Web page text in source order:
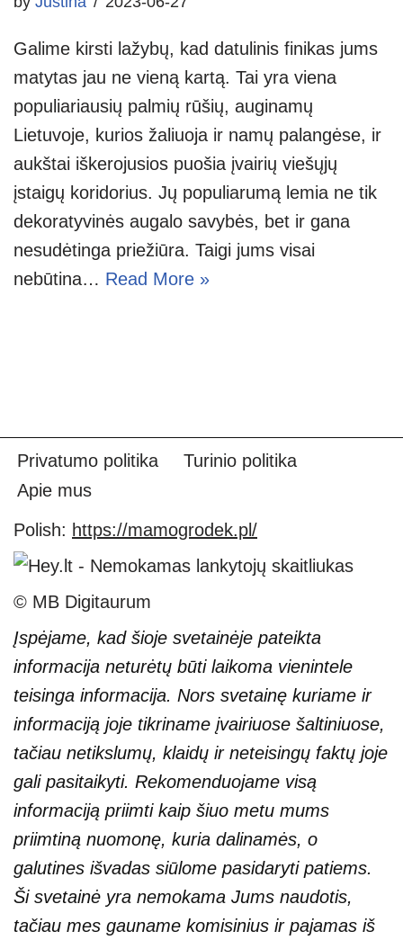
Galime kirsti lažybų, kad datulinis finikas jums
matytas jau ne vieną kartą. Tai yra viena
populiariausių palmių rūšių, auginamų
Lietuvoje, kurios žaliuoja ir namų palangėse, ir
aukštai iškerojusios puošia įvairių viešųjų
įstaigų koridorius. Jų populiarumą lemia ne tik
dekoratyvinės augalo savybės, bet ir gana
nesudėtinga priežiūra. Taigi jums visai
nebūtina… Read More »
Privatumo politika
Turinio politika
Apie mus
Polish: https://mamogrodek.pl/
© MB Digitaurum
Įspėjame, kad šioje svetainėje pateikta
informacija neturėtų būti laikoma vienintele
teisinga informacija. Nors svetainę kuriame ir
informaciją joje tikriname įvairiuose šaltiniuose,
tačiau netikslumų, klaidų ir neteisingų faktų joje
gali pasitaikyti. Rekomenduojame visą
informaciją priimti kaip šiuo metu mums
priimtiną nuomonę, kuria dalinamės, o
galutines išvadas siūlome pasidaryti patiems.
Ši svetainė yra nemokama Jums naudotis,
tačiau mes gauname komisinius ir pajamas iš